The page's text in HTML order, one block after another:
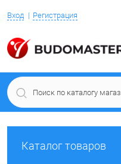
Вход Регистрация
Каталог товаров